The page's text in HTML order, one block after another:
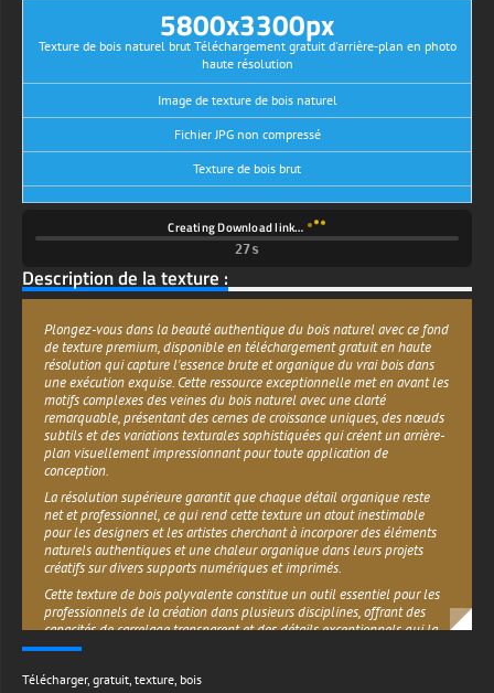
5800x3300px
Texture de bois naturel brut Téléchargement gratuit d'arrière-plan en photo
haute résolution
Image de texture de bois naturel
Fichier JPG non compressé
Texture de bois brut
Creating Download link…
26s
Description de la texture :
Plongez-vous dans la beauté authentique du bois naturel avec ce fond
de texture premium, disponible en téléchargement gratuit en haute
résolution qui capture l'essence brute et organique du vrai bois dans
une exécution exquise. Cette ressource exceptionnelle met en avant les
motifs complexes des veines du bois naturel avec une clarté
remarquable, présentant des cernes de croissance uniques, des nœuds
subtils et des variations texturales sophistiquées qui créent un arrière-
plan visuellement impressionnant pour toute application de
conception.
La résolution supérieure garantit que chaque détail organique reste
net et professionnel, ce qui rend cette texture un atout inestimable
pour les designers et les artistes cherchant à incorporer des éléments
naturels authentiques et une chaleur organique dans leurs projets
créatifs sur divers supports numériques et imprimés.
Cette texture de bois polyvalente constitue un outil essentiel pour les
professionnels de la création dans plusieurs disciplines, offrant des
capacités de carrelage transparent et des détails exceptionnels qui la
rendent parfaite pour de nombreuses applications. Les graphistes la
arrière-plans de sites web inspirés par la nature, des emballages de
Télécharger, gratuit texture bois